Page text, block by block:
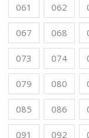
061 062
067 068
073 074
079 080
085 086
091 092